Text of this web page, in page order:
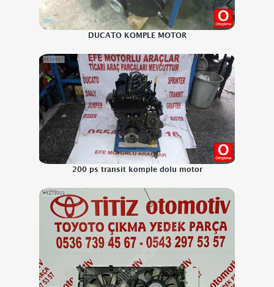
DUCATO KOMPLE MOTOR
200 ps transit komple dolu motor